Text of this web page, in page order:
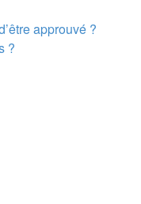
approuvé ?
?